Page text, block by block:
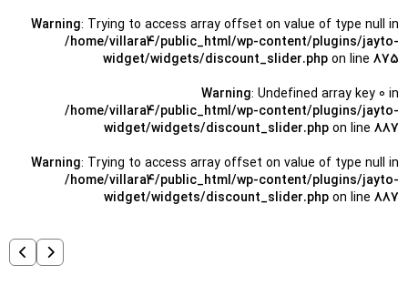
Warning: Trying to access array offset on value of type null in
/home/villara4/public_html/wp-content/plugins/jayto-
widget/widgets/discount_slider.php on line 875
Warning: Undefined array key 0 in
/home/villara4/public_html/wp-content/plugins/jayto-
widget/widgets/discount_slider.php on line 887
Warning: Trying to access array offset on value of type null in
/home/villara4/public_html/wp-content/plugins/jayto-
widget/widgets/discount_slider.php on line 887